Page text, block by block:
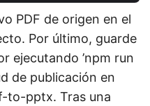
PDF de origen en el
Por último, guarde
ejecutando ’npm run
de publicación en
to-pptx. Tras una